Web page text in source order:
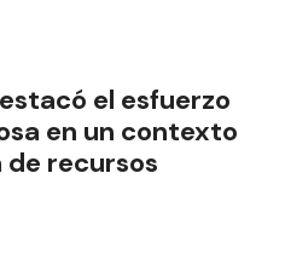
el esfuerzo
en un contexto
recursos